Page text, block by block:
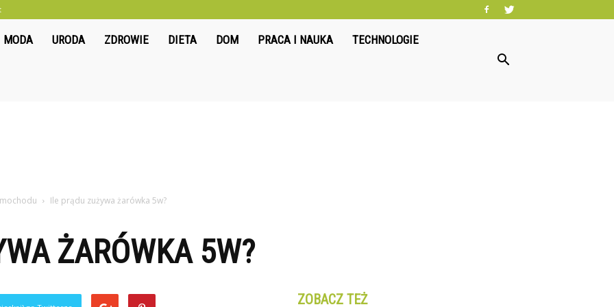
Oliwkowo.pl
MODA URODA ZDROWIE DIETA DOM PRACA I NAUKA TECHNOLOGIE
Ile prądu zużywa żarówka 5w?
ŻARÓWKA 5W?
ZOBACZ TEŻ